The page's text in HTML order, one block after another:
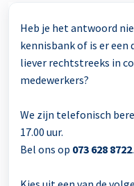
Heb je het antwoord
kennisbank of is er een
liever rechtstreeks in
medewerkers?
We zijn telefonisch
17.00 uur.
Bel ons op 073 628 8722.